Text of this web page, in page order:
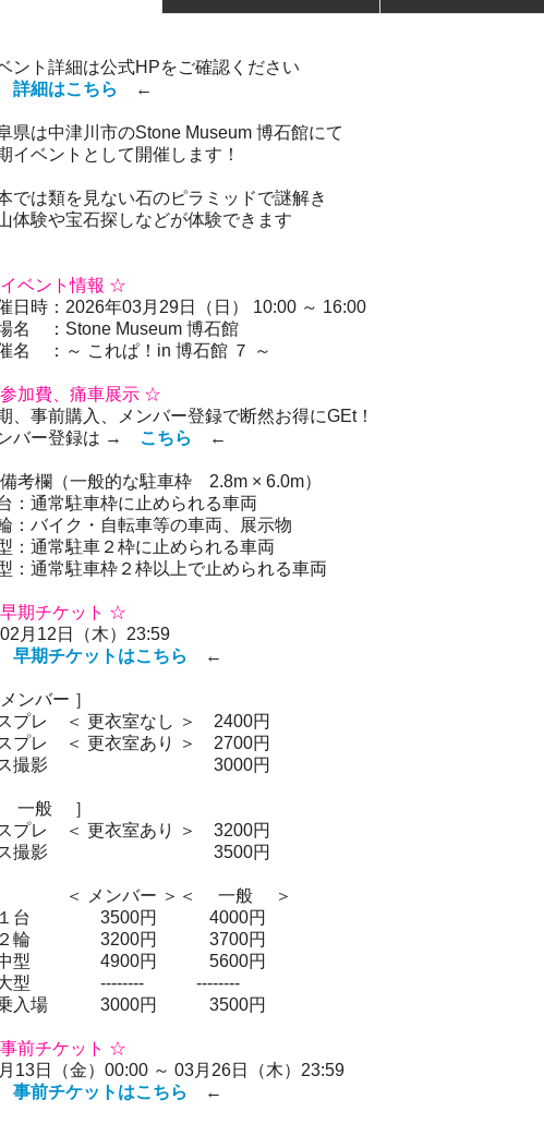
ント詳細は公式HPをご確認ください
詳細はこちら ←
県は中津川市のStone Museum 博石館にて
イベントとして開催します！
では類を見ない石のピラミッドで謎解き
体験や宝石探しなどが体験できます
ベント情報 ☆
日時：2026年03月29日（日） 10:00 ～ 16:00
名 ：Stone Museum 博石館
名 ：～ これぱ！in 博石館 ７ ～
加費、痛車展示 ☆
、事前購入、メンバー登録で断然お得にGEt！
バー登録は → こちら ←
考欄（一般的な駐車枠 2.8m × 6.0m）
：通常駐車枠に止められる車両
：バイク・自転車等の車両、展示物
：通常駐車２枠に止められる車両
：通常駐車枠２枠以上で止められる車両
期チケット ☆
02月12日（木）23:59
早期チケットはこちら ←
メンバー ］
プレ ＜ 更衣室なし ＞
2400円
プレ ＜ 更衣室あり ＞ 2700円
ス撮影 3000円
一般 ］
プレ ＜ 更衣室あり ＞ 3200円
ス撮影 3500円
メンバー ＞＜ 一般 ＞
台 3500円 4000円
輪 3200円 3700円
型 4900円 5600円
型 -------- --------
乗入場 3000円 3500円
前チケット ☆
13日（金）00:00 ～ 03月26日（木）23:59
事前チケットはこちら ←